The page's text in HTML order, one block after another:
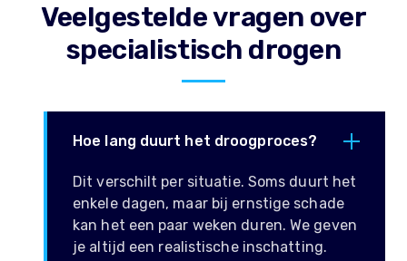
Veelgestelde vragen over
specialistisch drogen
Hoe lang duurt het droogproces?
Dit verschilt per situatie. Soms duurt het
enkele dagen, maar bij ernstige schade
kan het een paar weken duren. We geven
je altijd een realistische inschatting.